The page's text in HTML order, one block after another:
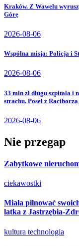
Kraków. Z Wawelu
Górę
2026-08-06
Wspólna misja: Policja i
2026-08-06
33 mln zł długu szpitala i
strachu. Poseł z
2026-08-06
Nie przegap
Zabytkowe
ciekawostki
Miała pilnować
latka z Jastrzębia-
kultura technologia